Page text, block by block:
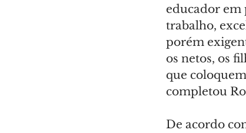
educador em
trabalho,
porém
os netos, os
que
completou
De acordo